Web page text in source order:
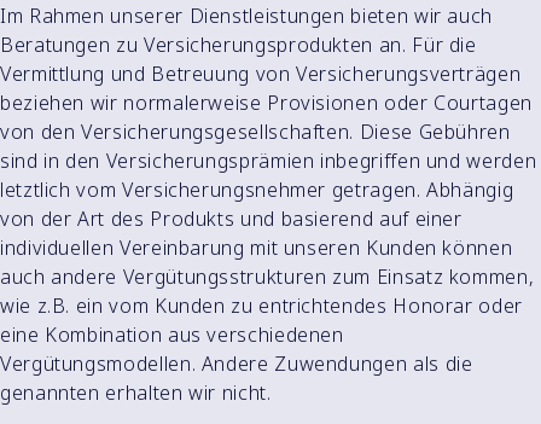
Im Rahmen unserer Dienstleistungen bieten wir auch
Beratungen zu Versicherungsprodukten an. Für die
Vermittlung und Betreuung von Versicherungsverträgen
beziehen wir normalerweise Provisionen oder Courtagen
von den Versicherungsgesellschaften. Diese Gebühren
sind in den Versicherungsprämien inbegriffen und werden
letztlich vom Versicherungsnehmer getragen. Abhängig
von der Art des Produkts und basierend auf einer
individuellen Vereinbarung mit unseren Kunden können
auch andere Vergütungsstrukturen zum Einsatz kommen,
wie z.B. ein vom Kunden zu entrichtendes Honorar oder
eine Kombination aus verschiedenen
Vergütungsmodellen. Andere Zuwendungen als die
genannten erhalten wir nicht.